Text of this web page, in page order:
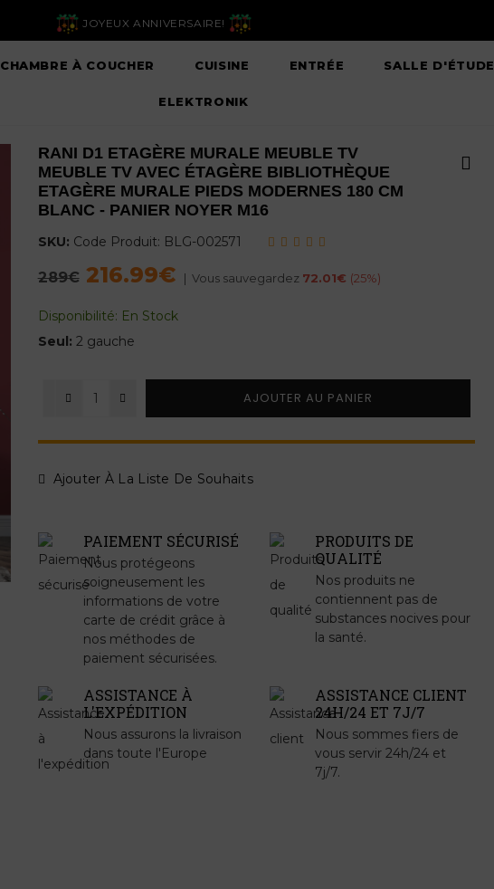
JOYEUX ANNIVERSAIRE!
CHAMBRE À COUCHER CUISINE ENTRÉE SALLE D'ÉTUDE
ELEKTRONIK
RANI D1 ETAGÈRE MURALE MEUBLE TV
MEUBLE TV AVEC ÉTAGÈRE BIBLIOTHÈQUE
ETAGÈRE MURALE PIEDS MODERNES 180 CM
BLANC - PANIER NOYER M16
SKU: Code Produit: BLG-002571
Regular
289€ 216.99€ | Vous sauvegardez 72.01€ (25%)
Disponibilité: En Stock
Seul: 2 gauche
AJOUTER AU PANIER
Ajouter À La Liste De Souhaits
PAIEMENT SÉCURISÉ
Nous protégeons
soigneusement les
informations de votre
carte de crédit grâce à
nos méthodes de
paiement sécurisées.
PRODUITS DE
QUALITÉ
Nos produits ne
contiennent pas de
substances nocives pour
la santé.
ASSISTANCE À
L'EXPÉDITION
Nous assurons la livraison
dans toute l'Europe
ASSISTANCE CLIENT
24H/24 ET 7J/7
Nous sommes fiers de
vous servir 24h/24 et
7j/7.